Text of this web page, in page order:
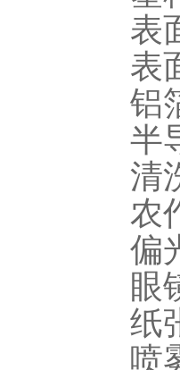
表
表
铝
半
清
农
偏
眼
纸
喷